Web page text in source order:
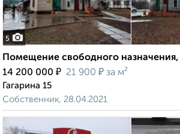
5
Помещение свободного назначения,
14 200 000 ₽ 21 900 ₽ за м²
Гагарина 15
Собственник, 28.04.2021